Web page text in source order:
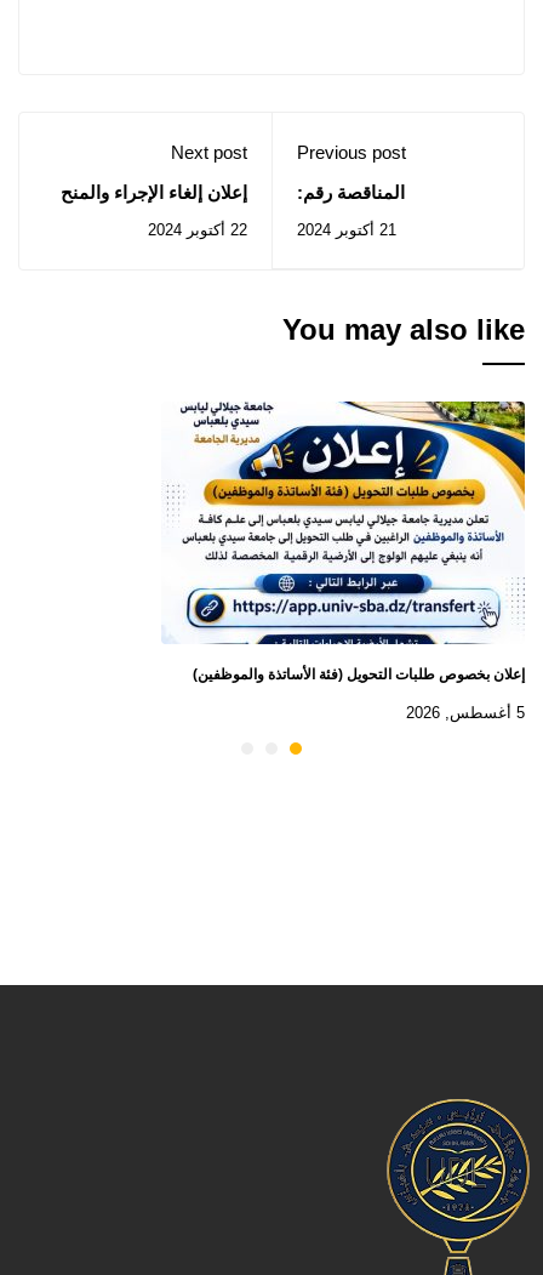
Previous post
المناقصة رقم:
53/2024 : إقتناء جرار
فلاحي لفائدة جامعة جيلالي
21 أكتوبر 2024
Next post
إعلان إلغاء الإجراء والمنح
المؤقت للصفقة المتعلقة
بعملية إقتناء سيارتين
22 أكتوبر 2024
You may also like
إعلان بخصوص طلبات التحويل (فئة الأساتذة والموظفين)
5 أغسطس, 2026